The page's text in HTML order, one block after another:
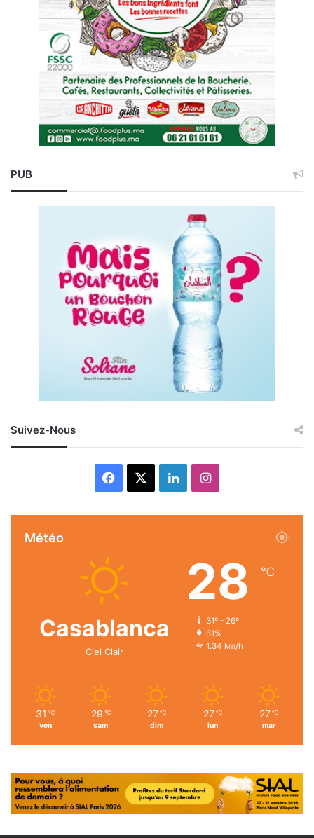
PUB
Suivez-Nous
Facebook LinkedinInstagram
Météo
Casablanca
Ciel Clair
28 ℃
31º - 26º
61%
1.34 km/h
31 ℃
ven
29 ℃
sam
27 ℃
dim
27 ℃
lun
27 ℃
mar